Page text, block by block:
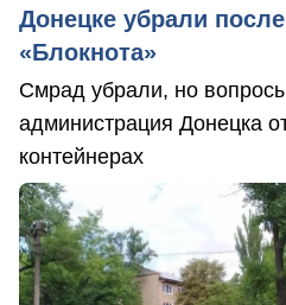
Донецке убрали
«Блокнота»
Смрад убрали, но
администрация Донецка
контейнерах